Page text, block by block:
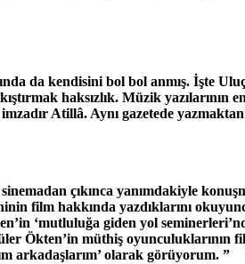
da kendisini bol bol anmış. İşte
haksızlık. Müzik
imzadır Atillâ. Aynı gazetede
çıkınca yanımdakiyle
film hakkında yazdıklarını
‘mutluluğa giden yol
Ökten’in müthiş
arkadaşlarım’ olarak görüyorum. ”